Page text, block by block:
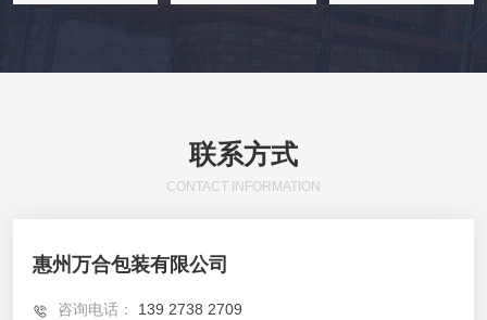
联系方式
CONTACT INFORMATION
惠州万合包装有限公司
咨询电话：
139 2738 2709